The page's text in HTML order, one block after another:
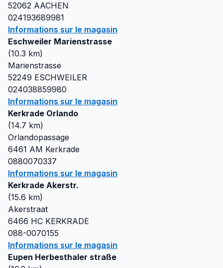
52062 AACHEN
024193689981
Informations sur le magasin
Eschweiler Marienstrasse
(10.3 km)
Marienstrasse
52249 ESCHWEILER
024038859980
Informations sur le magasin
Kerkrade Orlando
(14.7 km)
Orlandopassage
6461 AM Kerkrade
0880070337
Informations sur le magasin
Kerkrade Akerstr.
(15.6 km)
Akerstraat
6466 HC KERKRADE
088-0070155
Informations sur le magasin
Eupen Herbesthaler straße